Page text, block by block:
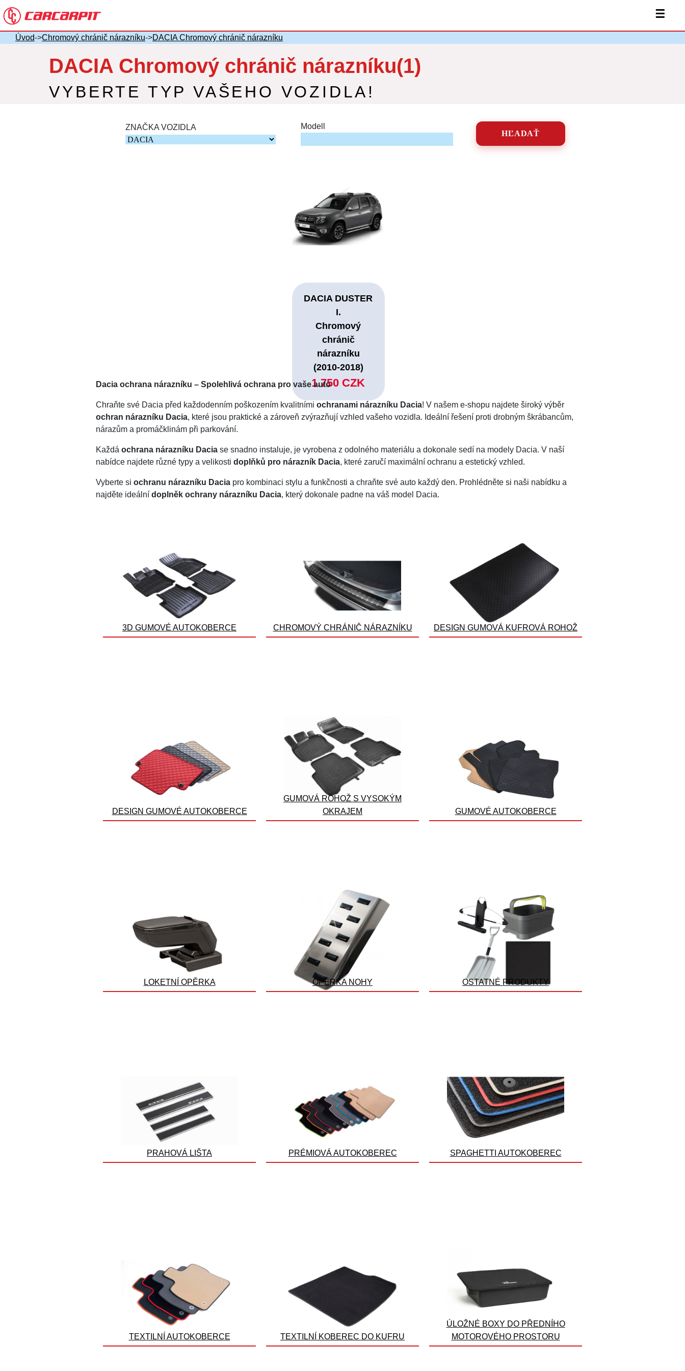
☰
Úvod->Chromový chránič nárazníku->DACIA Chromový chránič nárazníku
DACIA Chromový chránič nárazníku(1)
VYBERTE TYP VAŠEHO VOZIDLA!
ZNAČKA VOZIDLA
Modell
HĽADAŤ
DACIA DUSTER
I.
Chromový
chránič
nárazníku
(2010-2018)
1.750 CZK
Dacia ochrana nárazníku – Spolehlivá ochrana pro vaše auto
Chraňte své Dacia před každodenním poškozením kvalitnímiochranami nárazníku Dacia! V našem e-shopu najdete široký výběr
ochran nárazníku Dacia, které jsou praktické a zároveň zvýrazňují vzhled vašeho vozidla. Ideální řešení proti drobným škrábancům,
nárazům a promáčklinám při parkování.
Každáochrana nárazníku Dacia se snadno instaluje, je vyrobena z odolného materiálu a dokonale sedí na modely Dacia. V naší
nabídce najdete různé typy a velikostidoplňků pro nárazník Dacia, které zaručí maximální ochranu a estetický vzhled.
Vyberte siochranu nárazníku Dacia pro kombinaci stylu a funkčnosti a chraňte své auto každý den. Prohlédněte si naši nabídku a
najděte ideálnídoplněk ochrany nárazníku Dacia, který dokonale padne na váš model Dacia.
3D GUMOVÉ AUTOKOBERCE CHROMOVÝ CHRÁNIČ NÁRAZNÍKU DESIGN GUMOVÁ KUFROVÁ ROHOŽ
DESIGN GUMOVÉ AUTOKOBERCE
GUMOVÁ ROHOŽ S VYSOKÝM
OKRAJEM
GUMOVÉ AUTOKOBERCE
LOKETNÍ OPĚRKA OPĚRKA NOHY OSTATNÉ PRODUKTY
PRAHOVÁ LIŠTA PRÉMIOVÁ AUTOKOBEREC SPAGHETTI AUTOKOBEREC
TEXTILNÍ AUTOKOBERCE TEXTILNÍ KOBEREC DO KUFRU
ÚLOŽNÉ BOXY DO PŘEDNÍHO
MOTOROVÉHO PROSTORU